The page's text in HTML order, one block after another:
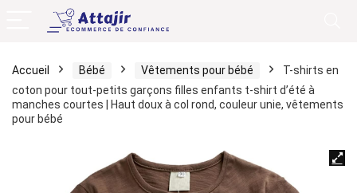
Accueil Bébé Vêtements pour bébé
T-shirts en
coton pour tout-petits garçons filles enfants t-shirt d’été à
manches courtes | Haut doux à col rond, couleur unie, vêtements
pour bébé